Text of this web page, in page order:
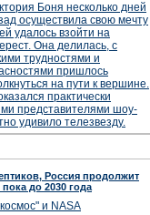
Боня несколько дней
осуществила свою мечту
удалось взойти на
Она делилась, с
трудностями и
пришлось
на пути к вершине.
практически
представителями шоу-
удивило телезвезду.
Россия продолжит
до 2030 года
и NASA